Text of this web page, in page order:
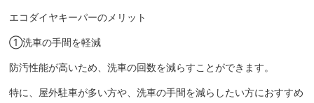
エコダイヤキーパーのメリット
①洗車の手間を軽減
防汚性能が高いため、洗車の回数を減らすことができます。
特に、屋外駐車が多い方や、洗車の手間を減らしたい方におすすめ